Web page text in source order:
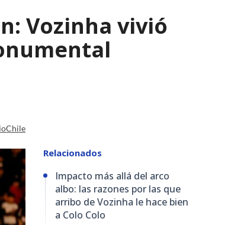
Vozinha vivió
Relacionados
Impacto más allá del arco
albo: las razones por las que
arribo de Vozinha le hace bien
a Colo Colo